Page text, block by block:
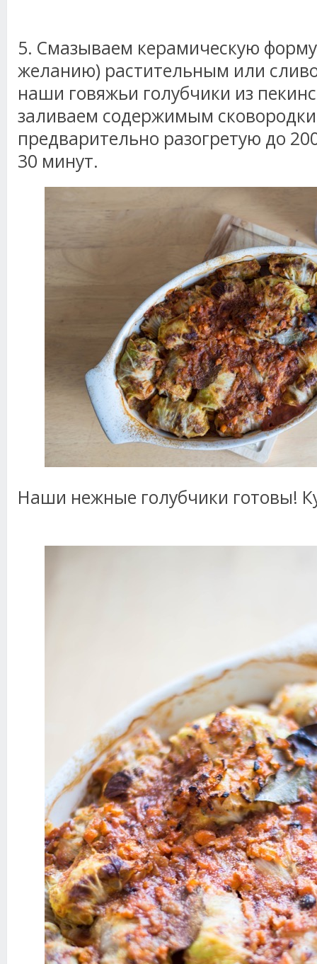
5. Смазываем керамическую
желанию) растительным или
наши говяжьи голубчики из
заливаем содержимым
предварительно разогретую до
30 минут.
Наши нежные голубчики готовы!